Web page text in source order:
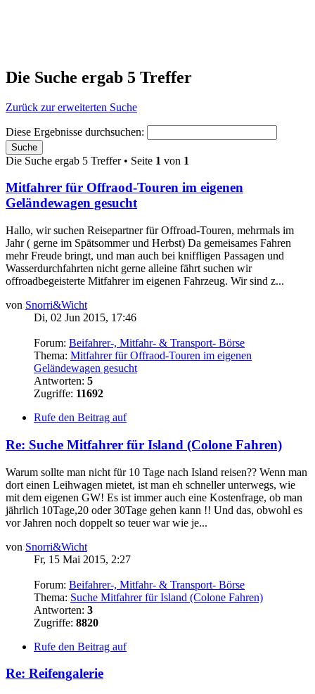
Die Suche ergab 5 Treffer
Zurück zur erweiterten Suche
Diese Ergebnisse durchsuchen:
Die Suche ergab 5 Treffer • Seite 1 von 1
Mitfahrer für Offraod-Touren im eigenen
Geländewagen gesucht
Hallo, wir suchen Reisepartner für Offroad-Touren, mehrmals im
Jahr ( gerne im Spätsommer und Herbst) Da gemeisames Fahren
mehr Freude bringt, und man auch bei kniffligen Passagen und
Wasserdurchfahrten nicht gerne alleine fährt suchen wir
offroadbegeisterte Mitfahrer im eigenen Fahrzeug. Wir sind z...
von Snorri&Wicht
Di, 02 Jun 2015, 17:46
Forum: Beifahrer-, Mitfahr- & Transport- Börse
Thema: Mitfahrer für Offraod-Touren im eigenen
Geländewagen gesucht
Antworten: 5
Zugriffe: 11692
Rufe den Beitrag auf
Re: Suche Mitfahrer für Island (Colone Fahren)
Warum sollte man nicht für 10 Tage nach Island reisen?? Wenn man
dort einen Leihwagen mietet, ist man eh schneller unterwegs, wie
mit dem eigenen GW! Es ist immer auch eine Kostenfrage, ob man
jährlich 10Tage,20 oder 30Tage gehen kann !! Und das, obwohl es
vor Jahren noch doppelt so teuer war wie je...
von Snorri&Wicht
Fr, 15 Mai 2015, 2:27
Forum: Beifahrer-, Mitfahr- & Transport- Börse
Thema: Suche Mitfahrer für Island (Colone Fahren)
Antworten: 3
Zugriffe: 8820
Rufe den Beitrag auf
Re: Reifengalerie